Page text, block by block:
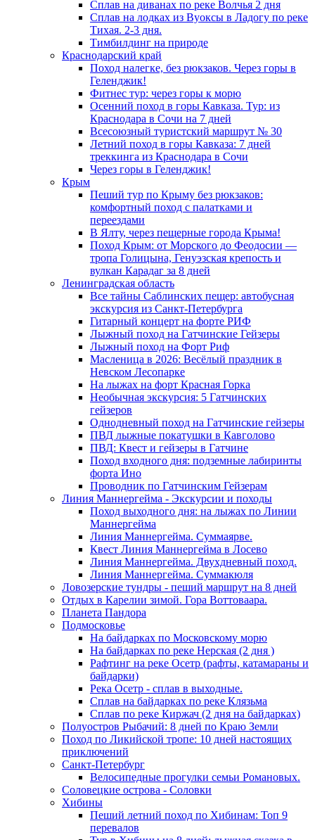
Сплав на диванах по реке Волчья 2 дня
Сплав на лодках из Вуоксы в Ладогу по реке
Тихая. 2-3 дня.
Тимбилдинг на природе
Краснодарский край
Поход налегке, без рюкзаков. Через горы в
Геленджик!
Фитнес тур: через горы к морю
Осенний поход в горы Кавказа. Тур: из
Краснодара в Сочи на 7 дней
Всесоюзный туристский маршрут № 30
Летний поход в горы Кавказа: 7 дней
треккинга из Краснодара в Сочи
Через горы в Геленджик!
Крым
Пеший тур по Крыму без рюкзаков:
комфортный поход с палатками и
переездами
В Ялту, через пещерные города Крыма!
Поход Крым: от Морского до Феодосии —
тропа Голицына, Генуэзская крепость и
вулкан Карадаг за 8 дней
Ленинградская область
Все тайны Саблинских пещер: автобусная
экскурсия из Санкт-Петербурга
Гитарный концерт на форте РИФ
Лыжный поход на Гатчинские Гейзеры
Лыжный поход на Форт Риф
Масленица в 2026: Весёлый праздник в
Невском Лесопарке
На лыжах на форт Красная Горка
Необычная экскурсия: 5 Гатчинских
гейзеров
Однодневный поход на Гатчинские гейзеры
ПВД лыжные покатушки в Кавголово
ПВД: Квест и гейзеры в Гатчине
Поход входного дня: подземные лабиринты
форта Ино
Проводник по Гатчинским Гейзерам
Линия Маннергейма - Экскурсии и походы
Поход выходного дня: на лыжах по Линии
Маннергейма
Линия Маннергейма. Суммаярве.
Квест Линия Маннергейма в Лосево
Линия Маннергейма. Двухдневный поход.
Линия Маннергейма. Суммакюля
Ловозерские тундры - пеший маршрут на 8 дней
Отдых в Карелии зимой. Гора Воттоваара.
Планета Пандора
Подмосковье
На байдарках по Московскому морю
На байдарках по реке Нерская (2 дня )
Рафтинг на реке Осетр (рафты, катамараны и
байдарки)
Река Осетр - сплав в выходные.
Сплав на байдарках по реке Клязьма
Сплав по реке Киржач (2 дня на байдарках)
Полуостров Рыбачий: 8 дней по Краю Земли
Поход по Ликийской тропе: 10 дней настоящих
приключений
Санкт-Петербург
Велосипедные прогулки семьи Романовых.
Соловецкие острова - Соловки
Хибины
Пеший летний поход по Хибинам: Топ 9
перевалов